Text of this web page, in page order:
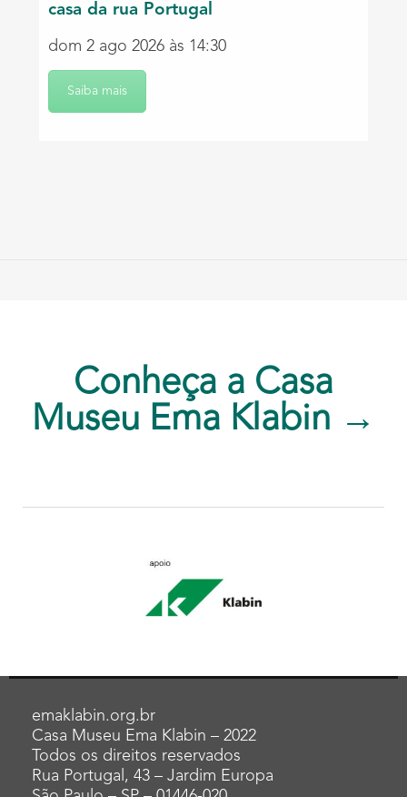
casa da rua Portugal
dom 2 ago 2026 às 14:30
Saiba mais
Conheça a Casa
Museu Ema Klabin →
emaklabin.org.br
Casa Museu Ema Klabin – 2022
Todos os direitos reservados
Rua Portugal, 43 – Jardim Europa